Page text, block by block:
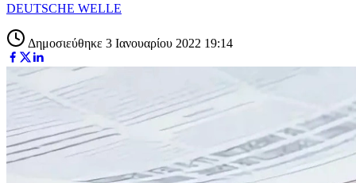
DEUTSCHE WELLE
Δημοσιεύθηκε 3 Ιανουαρίου 2022 19:14